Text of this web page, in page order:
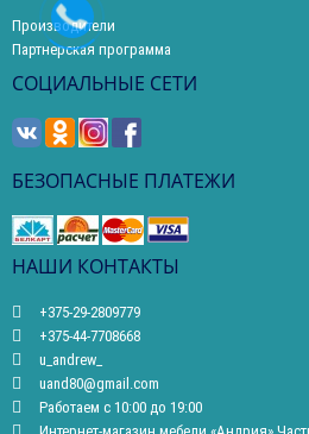
Производители
Партнерская программа
СОЦИАЛЬНЫЕ СЕТИ
БЕЗОПАСНЫЕ ПЛАТЕЖИ
НАШИ КОНТАКТЫ
+375-29-2809779
+375-44-7708668
u_andrew_
uand80@gmail.com
Работаем с 10:00 до 19:00